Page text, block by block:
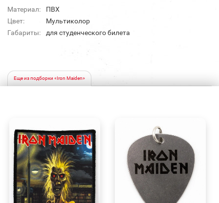
Материал:
ПВХ
Цвет:
Мультиколор
Габариты:
для студенческого билета
Еще из подборки «Iron Maiden»